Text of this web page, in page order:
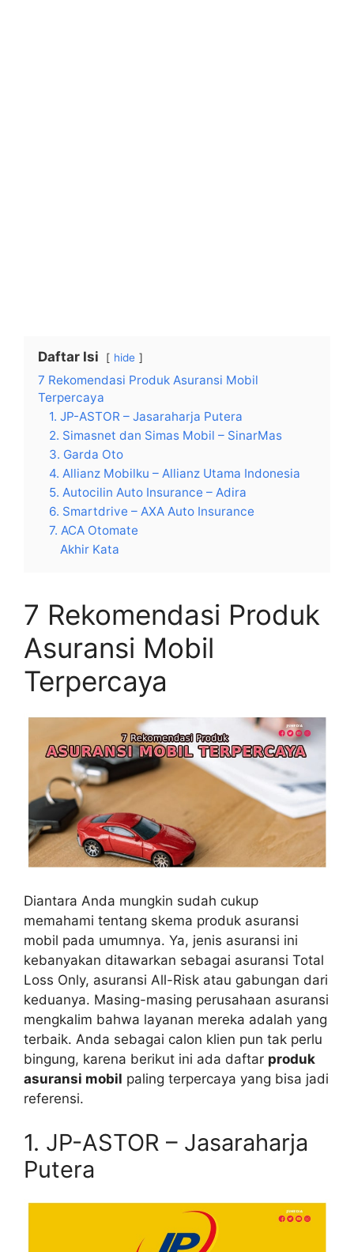
Daftar Isi hide
7 Rekomendasi Produk Asuransi Mobil
Terpercaya
1. JP-ASTOR – Jasaraharja Putera
2. Simasnet dan Simas Mobil – SinarMas
3. Garda Oto
4. Allianz Mobilku – Allianz Utama Indonesia
5. Autocilin Auto Insurance – Adira
6. Smartdrive – AXA Auto Insurance
7. ACA Otomate
Akhir Kata
7 Rekomendasi Produk
Asuransi Mobil
Terpercaya
Diantara Anda mungkin sudah cukup
memahami tentang skema produk asuransi
mobil pada umumnya. Ya, jenis asuransi ini
kebanyakan ditawarkan sebagai asuransi Total
Loss Only, asuransi All-Risk atau gabungan dari
keduanya. Masing-masing perusahaan asuransi
mengkalim bahwa layanan mereka adalah yang
terbaik. Anda sebagai calon klien pun tak perlu
bingung, karena berikut ini ada daftar produk
asuransi mobil paling terpercaya yang bisa jadi
referensi.
1. JP-ASTOR – Jasaraharja
Putera